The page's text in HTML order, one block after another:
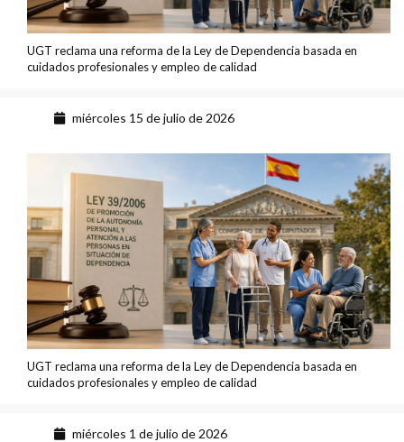
UGT reclama una reforma de la Ley de Dependencia basada en
cuidados profesionales y empleo de calidad
miércoles 15 de julio de 2026
UGT reclama una reforma de la Ley de Dependencia basada en
cuidados profesionales y empleo de calidad
miércoles 1 de julio de 2026